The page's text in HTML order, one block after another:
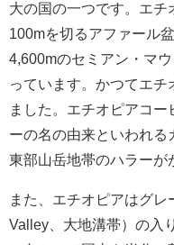
大の国の一つです。エチ
100mを切るアファール
4,600mのセミアン・マ
っています。かつてエ
ました。エチオピアコー
ーの名の由来といわれる
東部山岳地帯のハラーが
また、エチオピアはグ
Valley、大地溝帯）の入